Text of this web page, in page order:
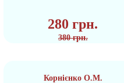
280 грн.
380 грн.
Корнієнко О.М.